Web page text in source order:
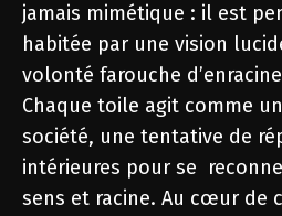
jamais mimétique : il est
habitée par une vision
volonté farouche
Chaque toile agit comme
société, une tentative de
intérieures pour se
sens et racine. Au cœur de